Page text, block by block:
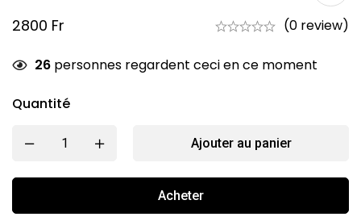
2800 Fr (0 review)
26 personnes regardent ceci en ce moment
Quantité
Ajouter au panier
Acheter